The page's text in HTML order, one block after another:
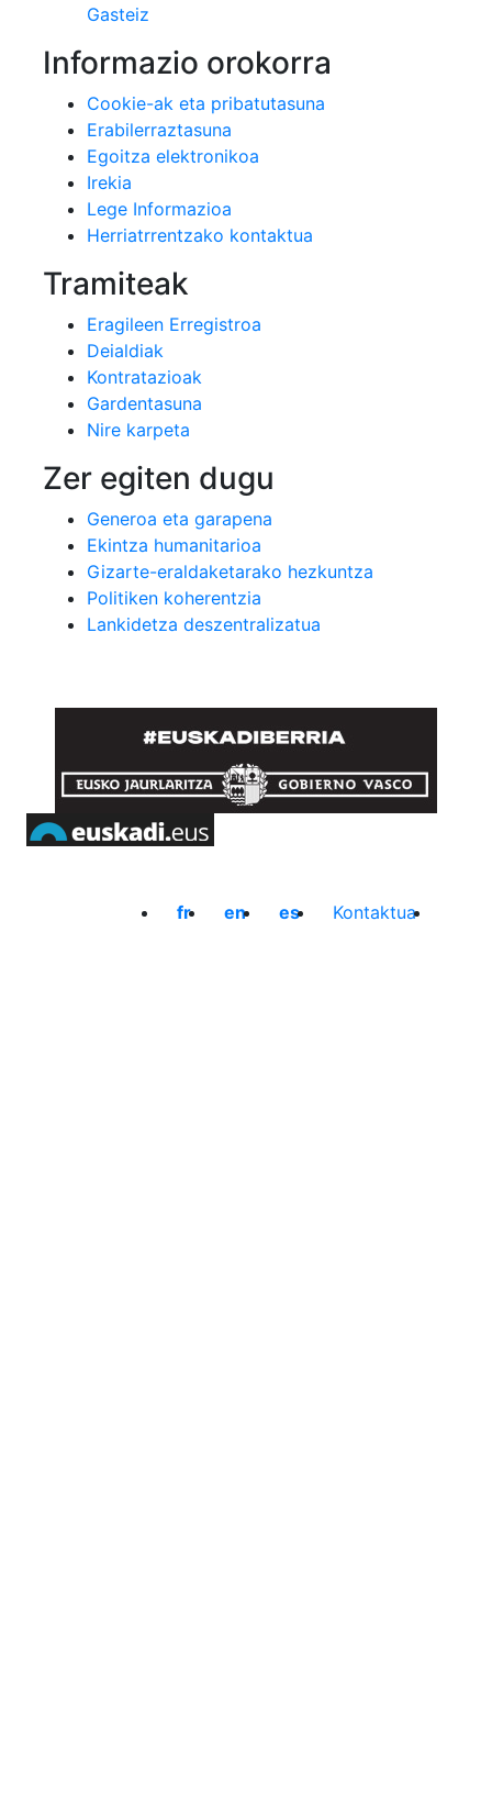
Gasteiz
Informazio orokorra
Cookie-ak eta pribatutasuna
Erabilerraztasuna
Egoitza elektronikoa
Irekia
Lege Informazioa
Herriatrrentzako kontaktua
Tramiteak
Eragileen Erregistroa
Deialdiak
Kontratazioak
Gardentasuna
Nire karpeta
Zer egiten dugu
Generoa eta garapena
Ekintza humanitarioa
Gizarte-eraldaketarako hezkuntza
Politiken koherentzia
Lankidetza deszentralizatua
fr en es Kontaktua